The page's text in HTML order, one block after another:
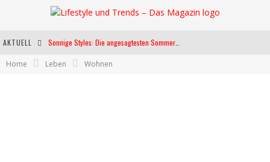
AKTUELL
Home Leben Wohnen